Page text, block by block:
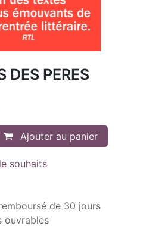
DES PERES
Ajouter au panier
souhaits
de 30 jours
ouvrables